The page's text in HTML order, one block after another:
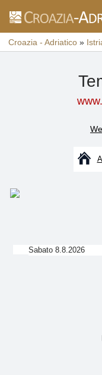
Croazia - Adriatico »
Sabato 8.8.2026